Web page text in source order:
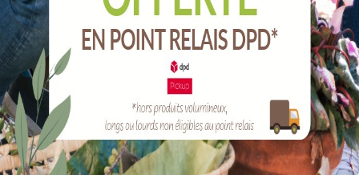
Masse couple 3 kg emmanchée bois.
Ref :
JMMC3EM
EAN :3700279603168
Marque :
SOERGEN Distribution
Quantité :
Unité